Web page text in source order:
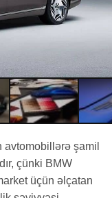
şamil
çünki BMW
üçün əlçatan